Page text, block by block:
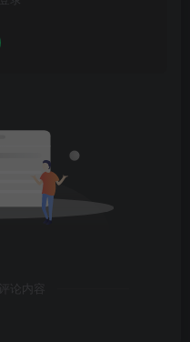
论内容